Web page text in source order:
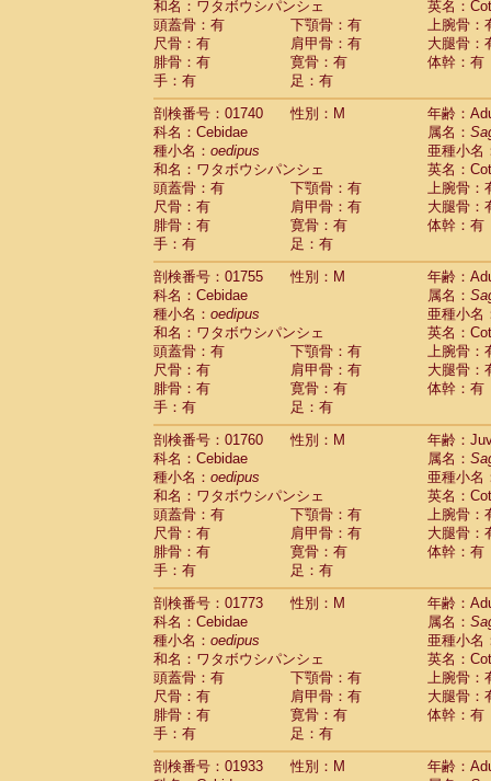
CercopithecidaeChlorocebus
CercopithecidaeErythrocebus patas
CercopithecidaeMiopithecus talapoin
CercopithecidaeCercopithecinae spp.
CercopithecidaeColobus angolensis
CercopithecidaeColobus guereza (0)
Cercopithecidae Colobus polykomos
Cercopithecidae Piliocolobus badius
Cercopithecidae Kasi senex vetulus(0)
CercopithecidaeKasi senex
CercopithecidaeNasalis larvatus(0)
CercopithecidaePresbytes
CercopithecidaePygathrix nemaeus
CercopithecidaeSemnopithecus
Cercopithecidae
Trachypithecus
Cercopithecidae
Trachypithecus
Cercopithecidae
Trachypithecus
CercopithecidaeTrachypithecus
CercopithecidaeColobinae spp.(0)
CercopithecidaePresbytesinaespp.(0)
CercopithecidaeCercopithecidae
HylobatidaeHoolock hoolock(0)
HylobatidaeHylobates agilis
Hylobatidae (0)
Hylobatidae Hylobates lar
HylobatidaeHylobates moloch(0)
Hylobatidae Hylobates muelleri(0)
HylobatidaeHylobates pileatus(2)
Hylobatidae Hylobates
HylobatidaeHylobateshybrid(0)
HylobatidaeNomascus concolor(0)
Hylobatidae
Symphalangus
Hominidae
(0)
HominidaePan troglodytes
Hominidae Gorilla gorilla beringei(0)
Hominidae Gorilla gorilla gorilla(0)
Primates misc.(0)
Scandentia Dendrogale melanura
Scandentia Ptilocercus lowii
和名：ワタボウシパンシェ
英名：
頭蓋骨：有
下顎骨：有
上腕骨：
尺骨：有
肩甲骨：有
大腿骨：
腓骨：有
寛骨：有
体幹：有
手：有
足：有
剖検番号：01740
性別：M
年齢：
科名：Cebidae
属名：
種小名： oedipus
亜種小名
和名：ワタボウシパンシェ
英名：
頭蓋骨：有
下顎骨：有
上腕骨：
尺骨：有
肩甲骨：有
大腿骨：
腓骨：有
寛骨：有
体幹：有
手：有
足：有
剖検番号：01755
性別：M
年齢：
科名：Cebidae
属名：
種小名： oedipus
亜種小名
和名：ワタボウシパンシェ
英名：
頭蓋骨：有
下顎骨：有
上腕骨：
尺骨：有
肩甲骨：有
大腿骨：
腓骨：有
寛骨：有
体幹：有
手：有
足：有
剖検番号：01760
性別：M
年齢：
科名：Cebidae
属名：
種小名： oedipus
亜種小名
和名：ワタボウシパンシェ
英名：
頭蓋骨：有
下顎骨：有
上腕骨：
尺骨：有
肩甲骨：有
大腿骨：
腓骨：有
寛骨：有
体幹：有
手：有
足：有
剖検番号：01773
性別：M
年齢：
科名：Cebidae
属名：
種小名： oedipus
亜種小名
和名：ワタボウシパンシェ
英名：
頭蓋骨：有
下顎骨：有
上腕骨：
尺骨：有
肩甲骨：有
大腿骨：
腓骨：有
寛骨：有
体幹：有
手：有
足：有
剖検番号：01933
性別：M
年齢：